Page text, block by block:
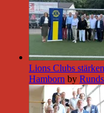
Lions Clubs
Hamborn by